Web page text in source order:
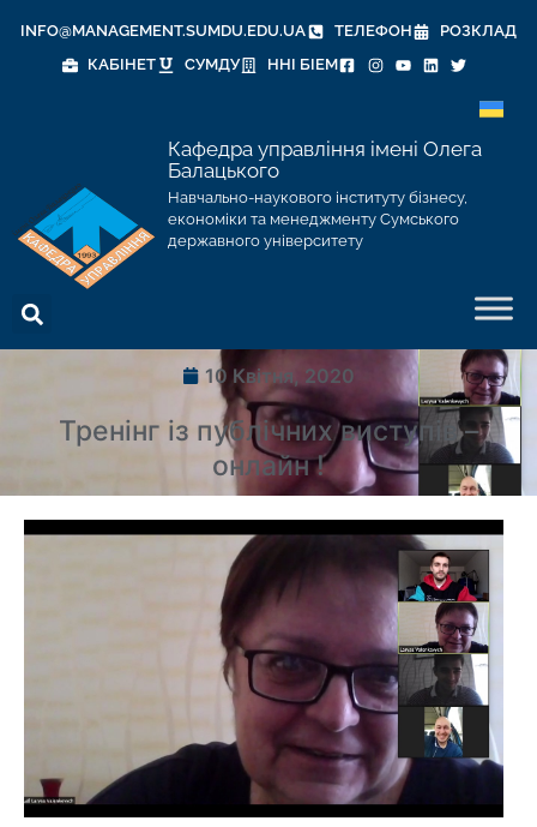
INFO@MANAGEMENT.SUMDU.EDU.UA ТЕЛЕФОН
РОЗКЛАД
КАБІНЕТ
СУМДУ ННІ БІЕМ
Кафедра управління імені Олега
Балацького
Навчально-наукового інституту бізнесу,
економіки та менеджменту Сумського
державного університету
10 Квітня, 2020
Тренінг із публічних виступів –
онлайн !